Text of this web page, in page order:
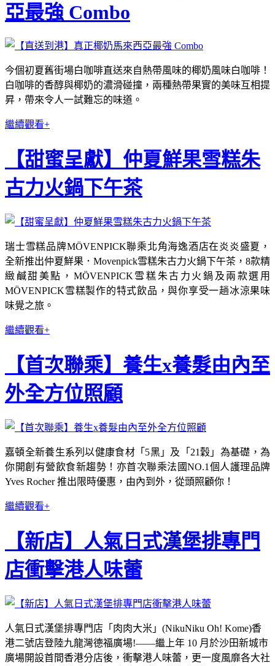
亞最強 Combo
今個初夏舊街場白咖啡直送來自熱帶風味的椰奶風味白咖啡！
白咖啡的香醇與椰奶的濃滑碰撞，兩種熱帶果實的美味互相提
昇，帶來令人一試難忘的味道。
繼續觀看+
【甜蜜呈獻】仲夏鮮果雪糕朱
古力火鍋下午茶
瑞士雪糕品牌MÖVENPICK聯乘北角海逸酒店在炎炎盛夏，
全新推出仲夏鮮果．Movenpick雪糕朱古力火鍋下午茶，8款精
緻鹹甜美點，MÖVENPICK雪糕朱古力火鍋及兩款選用
MÖVENPICK雪糕製作的特式飲品，與你享受一趟冰涼果味
味覺之旅。
繼續觀看+
【首次聯乘】養生x養髮由內至
外全方位照顧
嘉頓全新養生系列以健康食材「5黑」及「21穀」為基礎，為
你開創有營飲食新趨勢！亦首次聯乘法國NO.1個人護理品牌
Yves Rocher 推出限時優惠，由內到外，從頭照顧你！
繼續觀看+
【新店】人氣日式漢堡排專門
店衝擊港人味蕾
人氣日式漢堡排專門店「肉肉大米」(NikuNiku Oh! Kome)香
港二號店登陸九龍灣德福廣場!——繼上年 10 月於沙田新城市
廣場開設首間香港分店後，衝擊港人味蕾，更一度風靡各大社